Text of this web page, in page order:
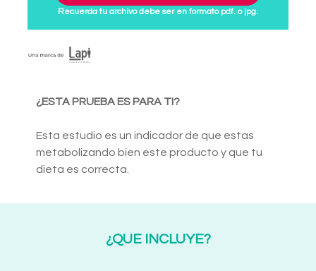
Recuerda tu archivo debe ser en formato pdf. o jpg.
¿ESTA PRUEBA ES PARA TI?
Esta estudio es un indicador de que estas
metabolizando bien este producto y que tu
dieta es correcta.
¿QUE INCLUYE?